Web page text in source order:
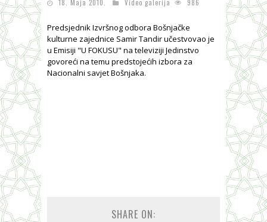
Cjelovitost prijenosa
Delegacija IZ-e na godišnjici bitke kod Petrovaradina
18. Maja 2010. Video galerija 986
Predsjednik Izvršnog odbora Bošnjačke
kulturne zajednice Samir Tandir učestvovao je
u Emisiji "U FOKUSU" na televiziji Jedinstvo
govoreći na temu predstojećih izbora za
Nacionalni savjet Bošnjaka.
SHARE ON: